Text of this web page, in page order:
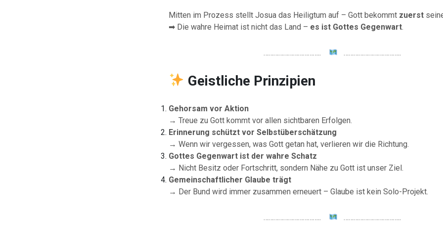
Mitten im Prozess stellt Josua das Heiligtum auf – Gott bekommt zuerst
➡ Die wahre Heimat ist nicht das Land – es ist Gottes Gegenwart.
…………………………….. ……………………………..
Geistliche Prinzipien
Gehorsam vor Aktion
→ Treue zu Gott kommt vor allen sichtbaren Erfolgen.
Erinnerung schützt vor Selbstüberschätzung
→ Wenn wir vergessen, was Gott getan hat, verlieren wir die Richtung.
Gottes Gegenwart ist der wahre Schatz
→ Nicht Besitz oder Fortschritt, sondern Nähe zu Gott ist unser Ziel.
Gemeinschaftlicher Glaube trägt
→ Der Bund wird immer zusammen erneuert – Glaube ist kein Solo-Projekt.
…………………………….. ……………………………..